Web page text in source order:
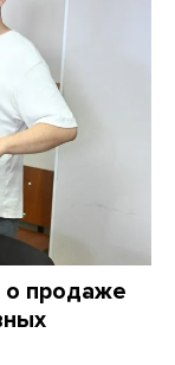
о продаже